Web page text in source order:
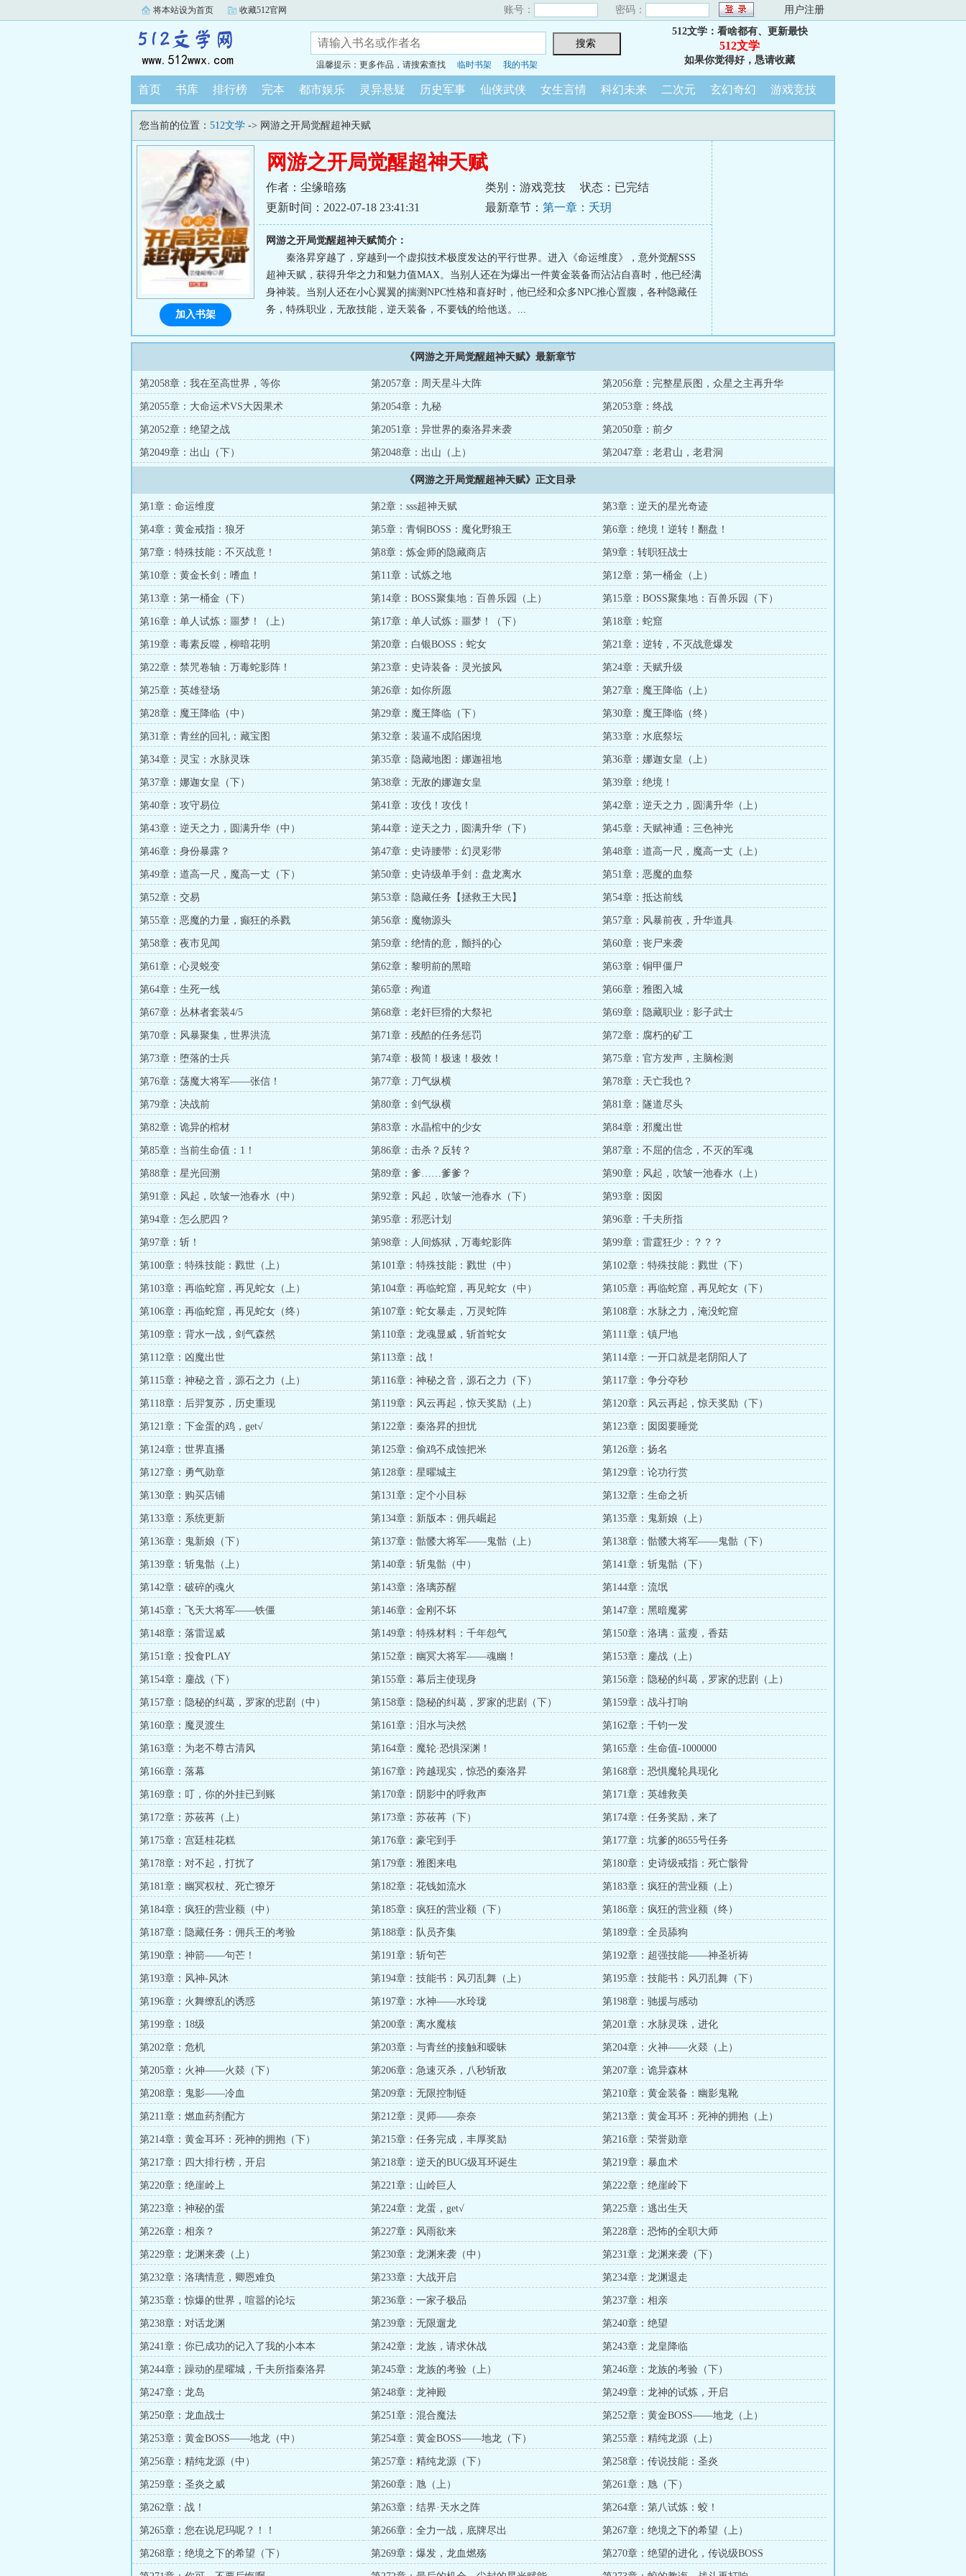
将本站设为首页 收藏512官网 账号： 密码： 用户注册
温馨提示：更多作品，请搜索查找 临时书架 我的书架
512文学：看啥都有、更新最快
512文学
如果你觉得好，恳请收藏
首页 书库 排行榜 完本 都市娱乐 灵异悬疑 历史军事 仙侠武侠 女生言情 科幻未来 二次元 玄幻奇幻 游戏竞技
您当前的位置： 512文学 -> 网游之开局觉醒超神天赋
网游之开局觉醒超神天赋
作者：尘缘暗殇 类别：游戏竞技
状态：已完结
更新时间：2022-07-18 23:41:31
最新章节： 第一章：夭玥
网游之开局觉醒超神天赋简介：
秦洛昇穿越了，穿越到一个虚拟技术极度发达的平行世界。进入《命运维度》，意外觉醒SSS
超神天赋，获得升华之力和魅力值MAX。当别人还在为爆出一件黄金装备而沾沾自喜时，他已经满
身神装。当别人还在小心翼翼的揣测NPC性格和喜好时，他已经和众多NPC推心置腹，各种隐藏任
务，特殊职业，无敌技能，逆天装备，不要钱的给他送。...
加入书架
《网游之开局觉醒超神天赋》最新章节
第2058章：我在至高世界，等你 第2057章：周天星斗大阵 第2056章：完整星辰图，众星之主再升华
第2055章：大命运术VS大因果术 第2054章：九秘 第2053章：终战
第2052章：绝望之战 第2051章：异世界的秦洛昇来袭 第2050章：前夕
第2049章：出山（下） 第2048章：出山（上） 第2047章：老君山，老君洞
《网游之开局觉醒超神天赋》正文目录
第1章：命运维度 第2章：sss超神天赋 第3章：逆天的星光奇迹
第4章：黄金戒指：狼牙 第5章：青铜BOSS：魔化野狼王 第6章：绝境！逆转！翻盘！
第7章：特殊技能：不灭战意！ 第8章：炼金师的隐藏商店 第9章：转职狂战士
第10章：黄金长剑：嗜血！ 第11章：试炼之地 第12章：第一桶金（上）
第13章：第一桶金（下） 第14章：BOSS聚集地：百兽乐园（上） 第15章：BOSS聚集地：百兽乐园（下）
第16章：单人试炼：噩梦！（上） 第17章：单人试炼：噩梦！（下） 第18章：蛇窟
第19章：毒素反噬，柳暗花明 第20章：白银BOSS：蛇女 第21章：逆转，不灭战意爆发
第22章：禁咒卷轴：万毒蛇影阵！ 第23章：史诗装备：灵光披风 第24章：天赋升级
第25章：英雄登场 第26章：如你所愿 第27章：魔王降临（上）
第28章：魔王降临（中） 第29章：魔王降临（下） 第30章：魔王降临（终）
第31章：青丝的回礼：藏宝图 第32章：装逼不成陷困境 第33章：水底祭坛
第34章：灵宝：水脉灵珠 第35章：隐藏地图：娜迦祖地 第36章：娜迦女皇（上）
第37章：娜迦女皇（下） 第38章：无敌的娜迦女皇 第39章：绝境！
第40章：攻守易位 第41章：攻伐！攻伐！ 第42章：逆天之力，圆满升华（上）
第43章：逆天之力，圆满升华（中） 第44章：逆天之力，圆满升华（下） 第45章：天赋神通：三色神光
第46章：身份暴露？ 第47章：史诗腰带：幻灵彩带 第48章：道高一尺，魔高一丈（上）
第49章：道高一尺，魔高一丈（下） 第50章：史诗级单手剑：盘龙离水 第51章：恶魔的血祭
第52章：交易 第53章：隐藏任务【拯救王大民】 第54章：抵达前线
第55章：恶魔的力量，癫狂的杀戮 第56章：魔物源头 第57章：风暴前夜，升华道具
第58章：夜市见闻 第59章：绝情的意，颤抖的心 第60章：丧尸来袭
第61章：心灵蜕变 第62章：黎明前的黑暗 第63章：铜甲僵尸
第64章：生死一线 第65章：殉道 第66章：雅图入城
第67章：丛林者套装4/5 第68章：老奸巨猾的大祭祀 第69章：隐藏职业：影子武士
第70章：风暴聚集，世界洪流 第71章：残酷的任务惩罚 第72章：腐朽的矿工
第73章：堕落的士兵 第74章：极简！极速！极效！ 第75章：官方发声，主脑检测
第76章：荡魔大将军——张信！ 第77章：刀气纵横 第78章：天亡我也？
第79章：决战前 第80章：剑气纵横 第81章：隧道尽头
第82章：诡异的棺材 第83章：水晶棺中的少女 第84章：邪魔出世
第85章：当前生命值：1！ 第86章：击杀？反转？ 第87章：不屈的信念，不灭的军魂
第88章：星光回溯 第89章：爹……爹爹？ 第90章：风起，吹皱一池春水（上）
第91章：风起，吹皱一池春水（中） 第92章：风起，吹皱一池春水（下） 第93章：囡囡
第94章：怎么肥四？ 第95章：邪恶计划 第96章：千夫所指
第97章：斩！ 第98章：人间炼狱，万毒蛇影阵 第99章：雷霆狂少：？？？
第100章：特殊技能：戮世（上） 第101章：特殊技能：戮世（中） 第102章：特殊技能：戮世（下）
第103章：再临蛇窟，再见蛇女（上） 第104章：再临蛇窟，再见蛇女（中） 第105章：再临蛇窟，再见蛇女（下）
第106章：再临蛇窟，再见蛇女（终） 第107章：蛇女暴走，万灵蛇阵 第108章：水脉之力，淹没蛇窟
第109章：背水一战，剑气森然 第110章：龙魂显威，斩首蛇女 第111章：镇尸地
第112章：凶魔出世 第113章：战！ 第114章：一开口就是老阴阳人了
第115章：神秘之音，源石之力（上） 第116章：神秘之音，源石之力（下） 第117章：争分夺秒
第118章：后羿复苏，历史重现 第119章：风云再起，惊天奖励（上） 第120章：风云再起，惊天奖励（下）
第121章：下金蛋的鸡，get√ 第122章：秦洛昇的担忧 第123章：囡囡要睡觉
第124章：世界直播 第125章：偷鸡不成蚀把米 第126章：扬名
第127章：勇气勋章 第128章：星曜城主 第129章：论功行赏
第130章：购买店铺 第131章：定个小目标 第132章：生命之祈
第133章：系统更新 第134章：新版本：佣兵崛起 第135章：鬼新娘（上）
第136章：鬼新娘（下） 第137章：骷髅大将军——鬼骷（上） 第138章：骷髅大将军——鬼骷（下）
第139章：斩鬼骷（上） 第140章：斩鬼骷（中） 第141章：斩鬼骷（下）
第142章：破碎的魂火 第143章：洛璃苏醒 第144章：流氓
第145章：飞天大将军——铁僵 第146章：金刚不坏 第147章：黑暗魔雾
第148章：落雷逞威 第149章：特殊材料：千年怨气 第150章：洛璃：蓝瘦，香菇
第151章：投食PLAY 第152章：幽冥大将军——魂幽！ 第153章：鏖战（上）
第154章：鏖战（下） 第155章：幕后主使现身 第156章：隐秘的纠葛，罗家的悲剧（上）
第157章：隐秘的纠葛，罗家的悲剧（中） 第158章：隐秘的纠葛，罗家的悲剧（下） 第159章：战斗打响
第160章：魔灵渡生 第161章：泪水与决然 第162章：千钧一发
第163章：为老不尊古清风 第164章：魔轮·恐惧深渊！ 第165章：生命值-1000000
第166章：落幕 第167章：跨越现实，惊恐的秦洛昇 第168章：恐惧魔轮具现化
第169章：叮，你的外挂已到账 第170章：阴影中的呼救声 第171章：英雄救美
第172章：苏莜苒（上） 第173章：苏莜苒（下） 第174章：任务奖励，来了
第175章：宫廷桂花糕 第176章：豪宅到手 第177章：坑爹的8655号任务
第178章：对不起，打扰了 第179章：雅图来电 第180章：史诗级戒指：死亡骸骨
第181章：幽冥权杖、死亡獠牙 第182章：花钱如流水 第183章：疯狂的营业额（上）
第184章：疯狂的营业额（中） 第185章：疯狂的营业额（下） 第186章：疯狂的营业额（终）
第187章：隐藏任务：佣兵王的考验 第188章：队员齐集 第189章：全员舔狗
第190章：神箭——句芒！ 第191章：斩句芒 第192章：超强技能——神圣祈祷
第193章：风神-风沐 第194章：技能书：风刃乱舞（上） 第195章：技能书：风刃乱舞（下）
第196章：火舞缭乱的诱惑 第197章：水神——水玲珑 第198章：驰援与感动
第199章：18级 第200章：离水魔核 第201章：水脉灵珠，进化
第202章：危机 第203章：与青丝的接触和暧昧 第204章：火神——火燚（上）
第205章：火神——火燚（下） 第206章：急速灭杀，八秒斩敌 第207章：诡异森林
第208章：鬼影——冷血 第209章：无限控制链 第210章：黄金装备：幽影鬼靴
第211章：燃血药剂配方 第212章：灵师——奈奈 第213章：黄金耳环：死神的拥抱（上）
第214章：黄金耳环：死神的拥抱（下） 第215章：任务完成，丰厚奖励 第216章：荣誉勋章
第217章：四大排行榜，开启 第218章：逆天的BUG级耳环诞生 第219章：暴血术
第220章：绝崖岭上 第221章：山岭巨人 第222章：绝崖岭下
第223章：神秘的蛋 第224章：龙蛋，get√ 第225章：逃出生天
第226章：相亲？ 第227章：风雨欲来 第228章：恐怖的全职大师
第229章：龙渊来袭（上） 第230章：龙渊来袭（中） 第231章：龙渊来袭（下）
第232章：洛璃情意，卿恩难负 第233章：大战开启 第234章：龙渊退走
第235章：惊爆的世界，喧嚣的论坛 第236章：一家子极品 第237章：相亲
第238章：对话龙渊 第239章：无限遛龙 第240章：绝望
第241章：你已成功的记入了我的小本本 第242章：龙族，请求休战 第243章：龙皇降临
第244章：躁动的星曜城，千夫所指秦洛昇 第245章：龙族的考验（上） 第246章：龙族的考验（下）
第247章：龙岛 第248章：龙神殿 第249章：龙神的试炼，开启
第250章：龙血战士 第251章：混合魔法 第252章：黄金BOSS——地龙（上）
第253章：黄金BOSS——地龙（中） 第254章：黄金BOSS——地龙（下） 第255章：精纯龙源（上）
第256章：精纯龙源（中） 第257章：精纯龙源（下） 第258章：传说技能：圣炎
第259章：圣炎之威 第260章：虺（上） 第261章：虺（下）
第262章：战！ 第263章：结界·天水之阵 第264章：第八试炼：蛟！
第265章：您在说尼玛呢？！！ 第266章：全力一战，底牌尽出 第267章：绝境之下的希望（上）
第268章：绝境之下的希望（下） 第269章：爆发，龙血燃殇 第270章：绝望的进化，传说级BOSS